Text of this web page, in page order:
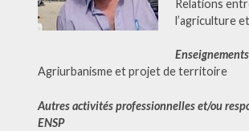
Relations
l’agriculture
Agriurbanisme et projet de territoire
Autres activités professionnelles et/ou
ENSP